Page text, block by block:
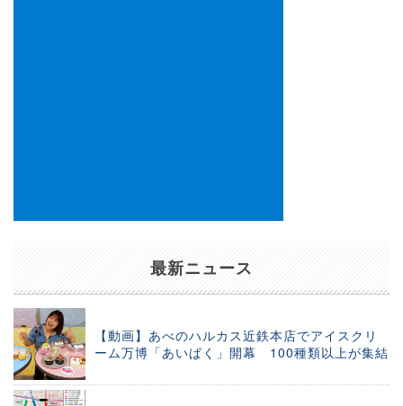
最新ニュース
【動画】あべのハルカス近鉄本店でアイスクリ
ーム万博「あいぱく」開幕 100種類以上が集結